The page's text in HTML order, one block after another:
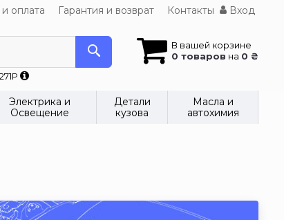
оплата Гарантия и возврат Контакты Вход
В вашей корзине
0 товаров на 0 ₴
Электрика и
Освещение
Детали
кузова
Масла и
автохимия